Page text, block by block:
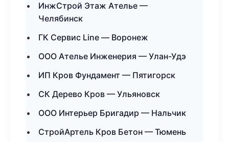
ИнжСтрой Этаж Ателье —
Челябинск
ГК Сервис Line — Воронеж
ООО Ателье Инженерия — Улан-Удэ
ИП Кров Фундамент — Пятигорск
СК Дерево Кров — Ульяновск
ООО Интерьер Бригадир — Нальчик
СтройАртель Кров Бетон — Тюмень